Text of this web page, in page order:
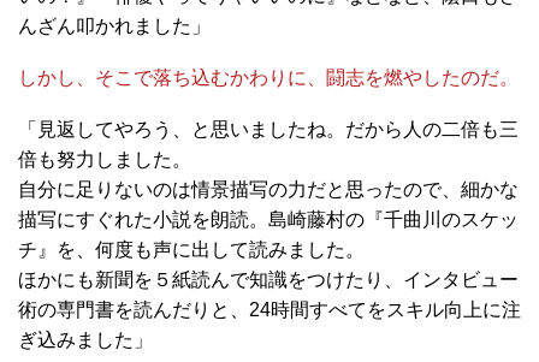
んざん叩かれました」
しかし、そこで落ち込むかわりに、闘志を燃やしたのだ。
「見返してやろう、と思いましたね。だから人の二倍も三
倍も努力しました。
自分に足りないのは情景描写の力だと思ったので、細かな
描写にすぐれた小説を朗読。島崎藤村の『千曲川のスケッ
チ』を、何度も声に出して読みました。
ほかにも新聞を５紙読んで知識をつけたり、インタビュー
術の専門書を読んだりと、24時間すべてをスキル向上に注
ぎ込みました」